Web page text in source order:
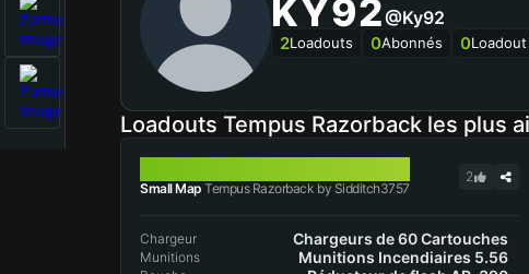
KY92@ky92
2Loadouts 0Abonnés 0
Loadouts Tempus Razorback les plus
Small Map Tempus Razorback by Sidditch3757
2
Chargeur Chargeurs de 60 Cartouches
Munitions Munitions Incendiaires 5.56